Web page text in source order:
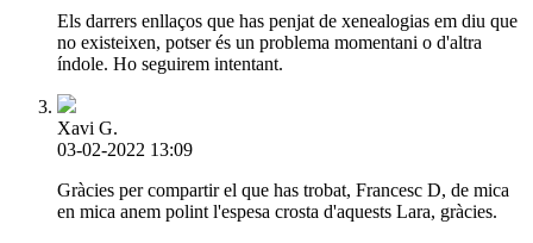
Els darrers enllaços que has penjat de xenealogias em diu que
no existeixen, potser és un problema momentani o d'altra
índole. Ho seguirem intentant.
Xavi G.
03-02-2022 13:09
Gràcies per compartir el que has trobat, Francesc D, de mica
en mica anem polint l'espesa crosta d'aquests Lara, gràcies.